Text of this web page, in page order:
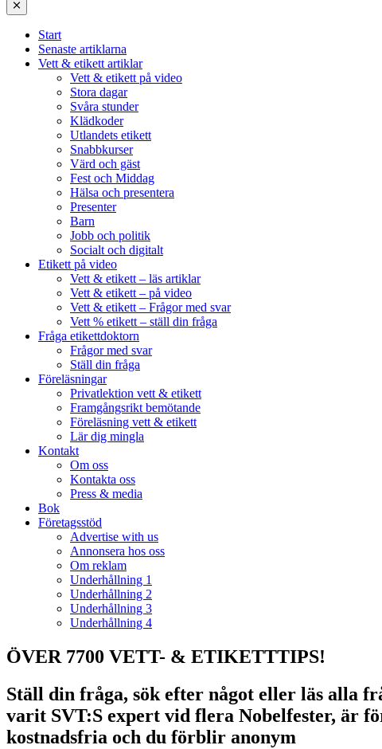
Start
Senaste artiklarna
Vett & etikett artiklar
Vett & etikett på video
Stora dagar
Svåra stunder
Klädkoder
Utlandets etikett
Snabbkurser
Värd och gäst
Fest och Middag
Hälsa och presentera
Presenter
Barn
Jobb och politik
Socialt och digitalt
Etikett på video
Vett & etikett – läs artiklar
Vett & etikett – på video
Vett & etikett – Frågor med svar
Vett % etikett – ställ din fråga
Fråga etikettdoktorn
Frågor med svar
Ställ din fråga
Föreläsningar
Privatlektion vett & etikett
Framgångsrikt bemötande
Föreläsning vett & etikett
Lär dig mingla
Kontakt
Om oss
Kontakta oss
Press & media
Bok
Företagsstöd
Advertise with us
Annonsera hos oss
Om reklam
Underhållning 1
Underhållning 2
Underhållning 3
Underhållning 4
ÖVER 7700 VETT- & ETIKETTTIPS!
Ställ din fråga, sök efter något eller läs alla
varit SVT:S expert vid flera Nobelfester, är
kostnadsfria och du förblir anonym